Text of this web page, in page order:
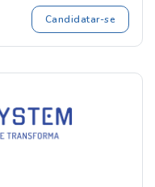
Candidatar-se